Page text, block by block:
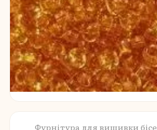
Фурнітура для вишивки